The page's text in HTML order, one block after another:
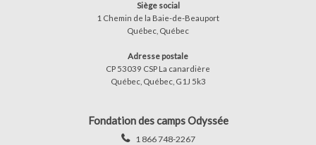
Siège social
1 Chemin de la Baie-de-Beauport
Québec, Québec
Adresse postale
CP 53039 CSP La canardière
Québec, Québec, G1J 5k3
Fondation des camps Odyssée
1 866 748-2267